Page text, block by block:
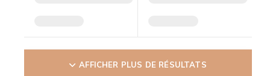
AFFICHER PLUS DE RÉSULTATS